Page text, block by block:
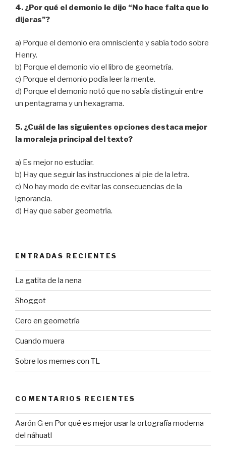
4. ¿Por qué el demonio le dijo “No hace falta que lo
dijeras”?
a) Porque el demonio era omnisciente y sabía todo sobre
Henry.
b) Porque el demonio vio el libro de geometría.
c) Porque el demonio podía leer la mente.
d) Porque el demonio notó que no sabía distinguir entre
un pentagrama y un hexagrama.
5. ¿Cuál de las siguientes opciones destaca mejor
la moraleja principal del texto?
a) Es mejor no estudiar.
b) Hay que seguir las instrucciones al pie de la letra.
c) No hay modo de evitar las consecuencias de la
ignorancia.
d) Hay que saber geometría.
ENTRADAS RECIENTES
La gatita de la nena
Shoggot
Cero en geometría
Cuando muera
Sobre los memes con TL
COMENTARIOS RECIENTES
Aarón G en Por qué es mejor usar la ortografía moderna
del náhuatl